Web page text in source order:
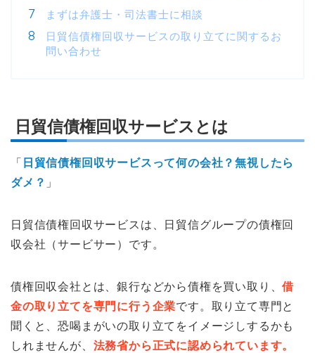
まずは弁護士・司法書士に相談
日貿信債権回収サービスの取り立てに関するお
問い合わせ
日貿信債権回収サービスとは
「
日貿信債権回収サービスって何の会社？無視したら
ダメ？ 」
日貿信債権回収サービスは、日貿信グループの債権回
収会社（サービサー）です。
債権回収会社とは、銀行などから債権を買い取り、借
金の取り立てを専門に行う企業です。取り立て専門と
聞くと、恐喝まがいの取り立てをイメージしするかも
しれませんが、 法務省から正式に認められています。